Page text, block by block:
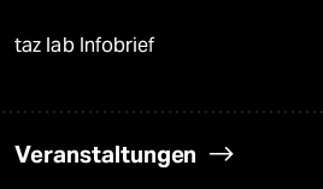
taz lab Infobrief
Veranstaltungen